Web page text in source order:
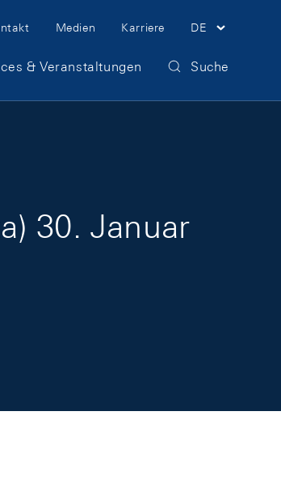
Navigation
Medien Karriere DE
& Veranstaltungen Suche
30. Januar